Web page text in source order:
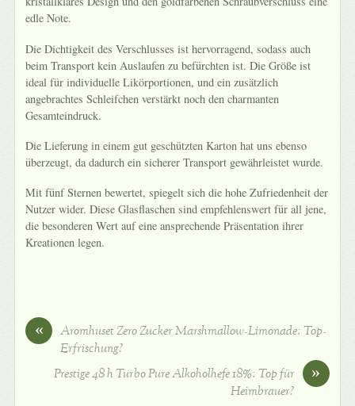
edle Note.
Die Dichtigkeit des Verschlusses ist hervorragend, sodass auch
beim Transport kein Auslaufen zu befürchten ist. Die Größe ist
ideal für individuelle Likörportionen, und ein zusätzlich
angebrachtes Schleifchen verstärkt noch den charmanten
Gesamteindruck.
Die Lieferung in einem gut geschützten Karton hat uns ebenso
überzeugt, da dadurch ein sicherer Transport gewährleistet wurde.
Mit fünf Sternen bewertet, spiegelt sich die hohe Zufriedenheit der
Nutzer wider. Diese Glasflaschen sind empfehlenswert für all jene,
die besonderen Wert auf eine ansprechende Präsentation ihrer
Kreationen legen.
«
Aromhuset Zero Zucker Marshmallow-Limonade: Top-
Erfrischung?
»
Prestige 48 h Turbo Pure Alkoholhefe 18%: Top für
Heimbrauer?